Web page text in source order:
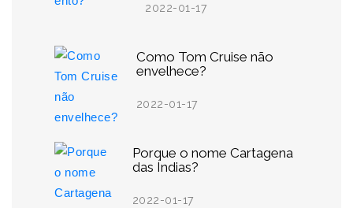
2022-01-17
Como Tom Cruise não
envelhece?
2022-01-17
Porque o nome Cartagena
das Índias?
2022-01-17